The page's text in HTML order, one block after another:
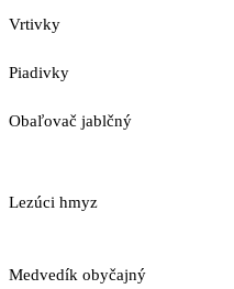
Vrtivky
Piadivky
Obaľovač jablčný
Lezúci hmyz
Medvedík obyčajný